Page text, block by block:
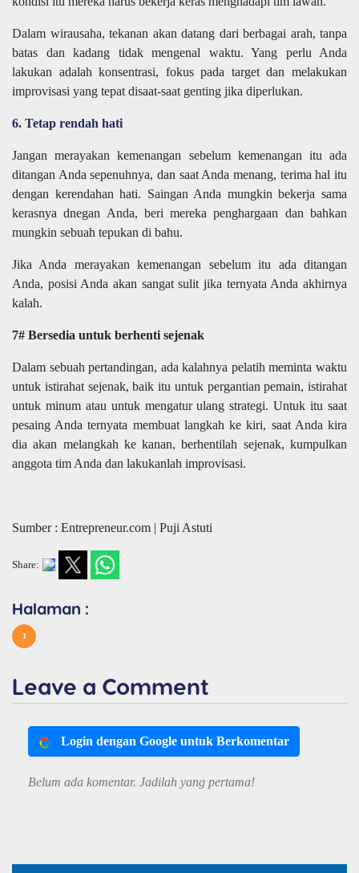
Dalam wirausaha, tekanan akan datang dari berbagai arah, tanpa
batas dan kadang tidak mengenal waktu. Yang perlu Anda
lakukan adalah konsentrasi, fokus pada target dan melakukan
improvisasi yang tepat disaat-saat genting jika diperlukan.
6. Tetap rendah hati
Jangan merayakan kemenangan sebelum kemenangan itu ada
ditangan Anda sepenuhnya, dan saat Anda menang, terima hal itu
dengan kerendahan hati. Saingan Anda mungkin bekerja sama
kerasnya dnegan Anda, beri mereka penghargaan dan bahkan
mungkin sebuah tepukan di bahu.
Jika Anda merayakan kemenangan sebelum itu ada ditangan
Anda, posisi Anda akan sangat sulit jika ternyata Anda akhirnya
kalah.
7# Bersedia untuk berhenti sejenak
Dalam sebuah pertandingan, ada kalahnya pelatih meminta waktu
untuk istirahat sejenak, baik itu untuk pergantian pemain, istirahat
untuk minum atau untuk mengatur ulang strategi. Untuk itu saat
pesaing Anda ternyata membuat langkah ke kiri, saat Anda kira
dia akan melangkah ke kanan, berhentilah sejenak, kumpulkan
anggota tim Anda dan lakukanlah improvisasi.
Sumber : Entrepreneur.com | Puji Astuti
Share:
Halaman :
1
Leave a Comment
Login dengan Google untuk Berkomentar
Belum ada komentar. Jadilah yang pertama!